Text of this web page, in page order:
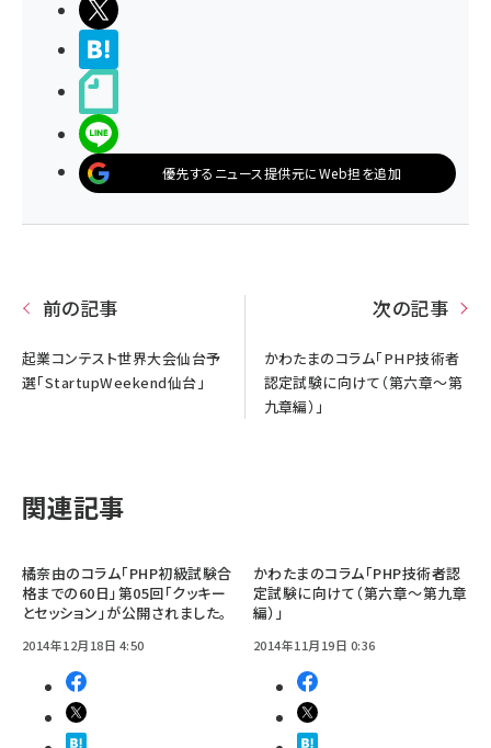
優先するニュース提供元にWeb担を追加
前の記事
起業コンテスト世界大会仙台予
選「StartupWeekend仙台」
次の記事
かわたまのコラム「PHP技術者
認定試験に向けて（第六章～第
九章編）」
関連記事
橘奈由のコラム「PHP初級試験合
格までの60日」第05回「クッキー
とセッション」が公開されました。
2014年12月18日 4:50
かわたまのコラム「PHP技術者認
定試験に向けて（第六章～第九章
編）」
2014年11月19日 0:36